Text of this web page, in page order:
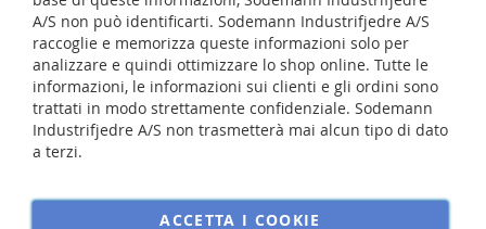
A/S non può identificarti. Sodemann Industrifjedre A/S
raccoglie e memorizza queste informazioni solo per
analizzare e quindi ottimizzare lo shop online. Tutte le
informazioni, le informazioni sui clienti e gli ordini sono
trattati in modo strettamente confidenziale. Sodemann
Industrifjedre A/S non trasmetterà mai alcun tipo di dato
a terzi.
ACCETTA I COOKIE